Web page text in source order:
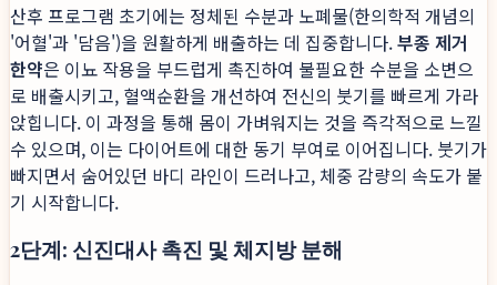
산후 프로그램 초기에는 정체된 수분과 노폐물(한의학적 개념의
'어혈'과 '담음')을 원활하게 배출하는 데 집중합니다.부종 제거
한약은 이뇨 작용을 부드럽게 촉진하여 불필요한 수분을 소변으
로 배출시키고, 혈액순환을 개선하여 전신의 붓기를 빠르게 가라
앉힙니다. 이 과정을 통해 몸이 가벼워지는 것을 즉각적으로 느낄
수 있으며, 이는 다이어트에 대한 동기 부여로 이어집니다. 붓기가
빠지면서 숨어있던 바디 라인이 드러나고, 체중 감량의 속도가 붙
기 시작합니다.
2단계: 신진대사 촉진 및 체지방 분해